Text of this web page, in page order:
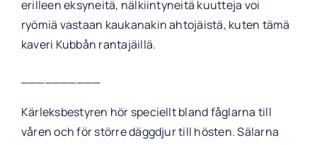
erilleen eksyneitä, nälkiintyneitä kuutteja voi
ryömiä vastaan kaukanakin ahtojäistä, kuten tämä
kaveri Kubbån rantajäillä.
Kärleksbestyren hör speciellt bland fåglarna till
våren och för större däggdjur till hösten. Sälarna